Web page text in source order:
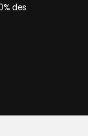
des